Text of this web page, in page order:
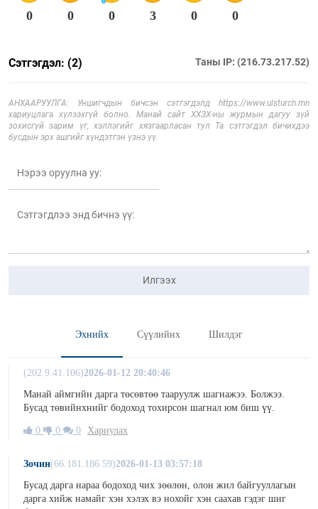
0 0 0 3 0 0
Сэтгэгдэл: (2) Таны IP: (216.73.217.52)
АНХААРУУЛГА: Уншигчдын бичсэн сэтгэгдэлд https://www.ulsturch.mn
хариуцлага хүлээхгүй болно. Манай сайт ХХЗХ-ны журмын дагуу зүй
зохисгүй зарим үг, хэллэгийг хязгаарласан тул Та сэтгэгдэл бичихдээ
бусдын эрх ашгийг хүндэтгэн үзнэ үү.
Илгээх
Эхнийх Сүүлийнх Шилдэг
(202.9.41.106)2026-01-12 20:40:46
Манай аймгийн дарга төсөвтөө тааруулж шагнажээ. Болжээ.
Бусад төвийнхнийг бодоход тохирсон шагнал юм биш үү.
0 0 0 Хариулах
Зочин(66.181.186.59)2026-01-13 03:57:18
Бусад дарга нараа бодоход чих зөөлөн, олон жил байгууллагын
дарга хийж намайг хэн хэлэх вэ нохойг хэн саахав гэдэг шиг